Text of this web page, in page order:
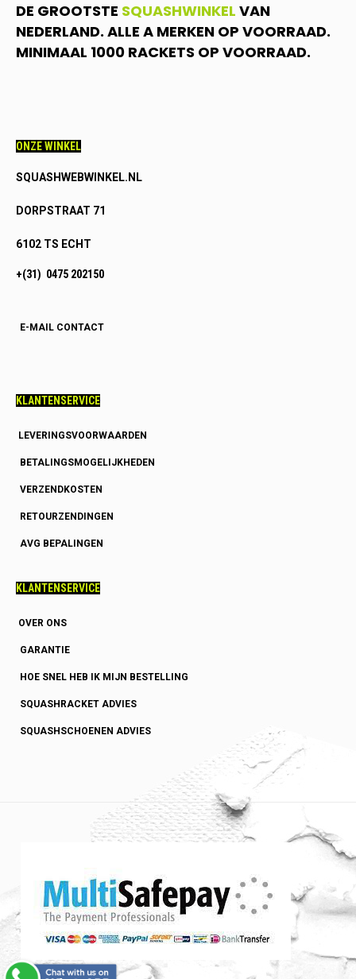
DE GROOTSTE SQUASHWINKEL VAN
NEDERLAND. ALLE A MERKEN OP VOORRAAD.
MINIMAAL 1000 RACKETS OP VOORRAAD.
ONZE WINKEL
SQUASHWEBWINKEL.NL
DORPSTRAAT 71
6102 TS ECHT
+(31) 0475 202150
E-MAIL CONTACT
KLANTENSERVICE
LEVERINGSVOORWAARDEN
BETALINGSMOGELIJKHEDEN
VERZENDKOSTEN
RETOURZENDINGEN
AVG BEPALINGEN
KLANTENSERVICE
OVER ONS
GARANTIE
HOE SNEL HEB IK MIJN BESTELLING
SQUASHRACKET ADVIES
SQUASHSCHOENEN ADVIES